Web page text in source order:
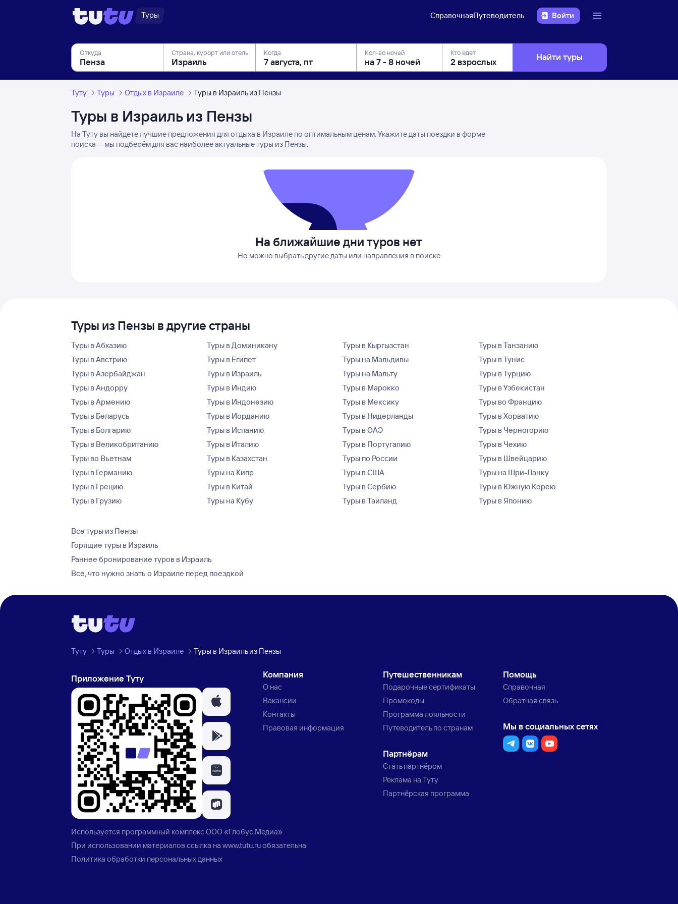
Туры СправочнаяПутеводитель Войти
Откуда Страна, курорт или отель Когда Кол-во ночей Кто едет Найти туры
Туту Туры Отдых в Израиле Туры в Израиль из Пензы
Туры в Израиль из Пензы
На Туту вы найдете лучшие предложения для отдыха в Израиле по оптимальным ценам. Укажите даты поездки в форме
поиска — мы подберём для вас наиболее актуальные туры из Пензы.
На ближайшие дни туров нет
Но можно выбрать другие даты или направления в поиске
Туры из Пензы в другие страны
Туры в Абхазию
Туры в Австрию
Туры в Азербайджан
Туры в Андорру
Туры в Армению
Туры в Беларусь
Туры в Болгарию
Туры в Великобританию
Туры во Вьетнам
Туры в Германию
Туры в Грецию
Туры в Грузию
Туры в Доминикану
Туры в Египет
Туры в Израиль
Туры в Индию
Туры в Индонезию
Туры в Иорданию
Туры в Испанию
Туры в Италию
Туры в Казахстан
Туры на Кипр
Туры в Китай
Туры на Кубу
Туры в Кыргызстан
Туры на Мальдивы
Туры на Мальту
Туры в Марокко
Туры в Мексику
Туры в Нидерланды
Туры в ОАЭ
Туры в Португалию
Туры по России
Туры в США
Туры в Сербию
Туры в Таиланд
Туры в Танзанию
Туры в Тунис
Туры в Турцию
Туры в Узбекистан
Туры во Францию
Туры в Хорватию
Туры в Черногорию
Туры в Чехию
Туры в Швейцарию
Туры на Шри-Ланку
Туры в Южную Корею
Туры в Японию
Все туры из Пензы
Горящие туры в Израиль
Раннее бронирование туров в Израиль
Все, что нужно знать о Израиле перед поездкой
Туту Туры Отдых в Израиле Туры в Израиль из Пензы
Приложение Туту Компания
О нас
Вакансии
Контакты
Правовая информация
Путешественникам
Подарочные сертификаты
Промокоды
Программа лояльности
Путеводитель по странам
Партнёрам
Стать партнёром
Реклама на Туту
Партнёрская программа
Помощь
Справочная
Обратная связь
Мы в социальных сетях
Используется программный комплексООО «Глобус Медиа»
При использовании материалов ссылка наwww.tutu.ruобязательна
Политика обработки персональных данных